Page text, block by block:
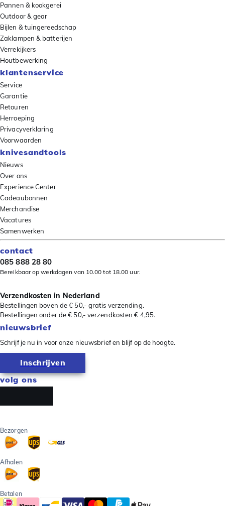
Pannen & kookgerei
Outdoor & gear
Bijlen & tuingereedschap
Zaklampen & batterijen
Verrekijkers
Houtbewerking
klantenservice
Service
Garantie
Retouren
Herroeping
Privacyverklaring
Voorwaarden
knivesandtools
Nieuws
Over ons
Experience Center
Cadeaubonnen
Merchandise
Vacatures
Samenwerken
contact
085 888 28 80
Bereikbaar op werkdagen van 10.00 tot 18.00 uur.
Verzendkosten in Nederland
Bestellingen boven de € 50,- gratis verzending.
Bestellingen onder de € 50,- verzendkosten € 4,95.
nieuwsbrief
Schrijf je nu in voor onze nieuwsbrief en blijf op de hoogte.
Inschrijven
volg ons
Bezorgen
Afhalen
Betalen